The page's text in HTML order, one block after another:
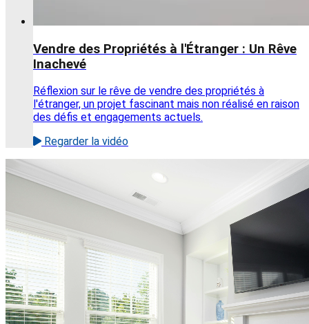
Vendre des Propriétés à l'Étranger : Un Rêve
Inachevé
Réflexion sur le rêve de vendre des propriétés à
l'étranger, un projet fascinant mais non réalisé en raison
des défis et engagements actuels.
Regarder la vidéo